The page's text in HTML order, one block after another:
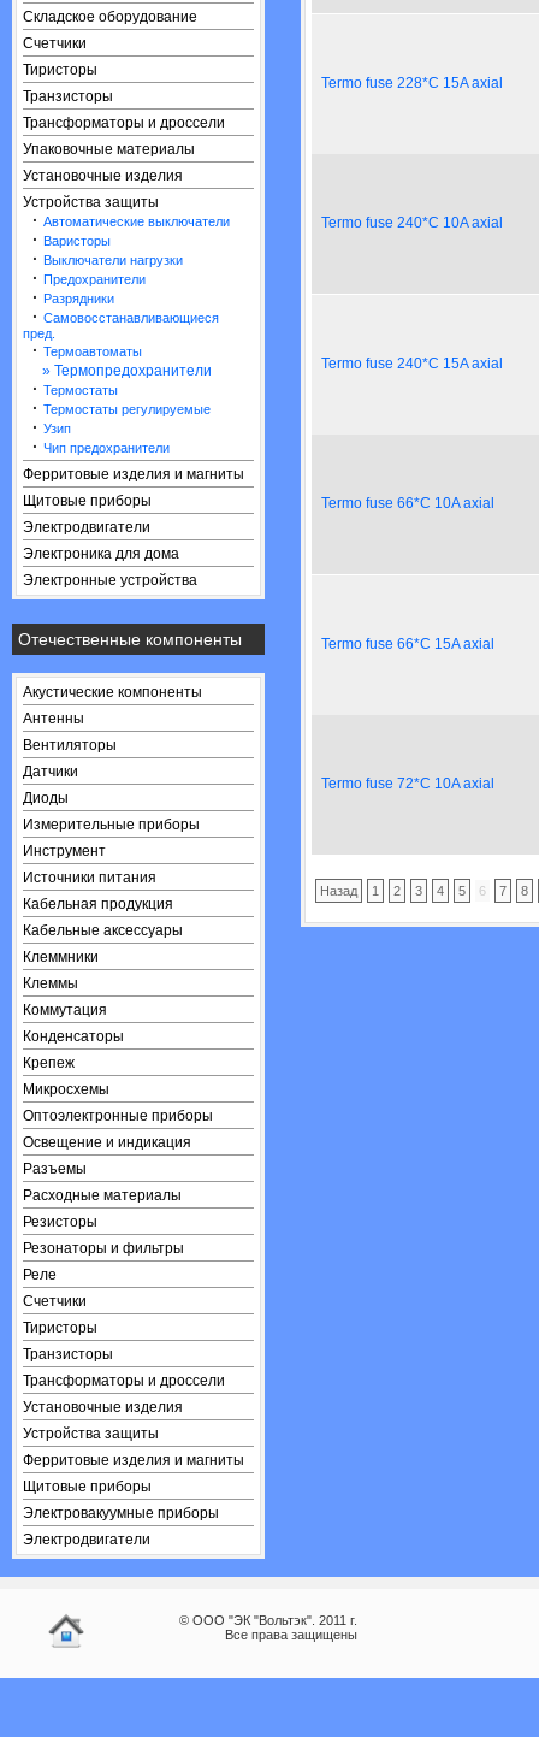
Складское оборудование
Счетчики
Тиристоры
Транзисторы
Трансформаторы и дроссели
Упаковочные материалы
Установочные изделия
Устройства защиты
· Автоматические выключатели
· Варисторы
· Выключатели нагрузки
· Предохранители
· Разрядники
· Самовосстанавливающиеся
пред.
· Термоавтоматы
» Термопредохранители
· Термостаты
· Термостаты регулируемые
· Узип
· Чип предохранители
Ферритовые изделия и магниты
Щитовые приборы
Электродвигатели
Электроника для дома
Электронные устройства
Отечественные компоненты
Акустические компоненты
Антенны
Вентиляторы
Датчики
Диоды
Измерительные приборы
Инструмент
Источники питания
Кабельная продукция
Кабельные аксессуары
Клеммники
Клеммы
Коммутация
Конденсаторы
Крепеж
Микросхемы
Оптоэлектронные приборы
Освещение и индикация
Разъемы
Расходные материалы
Резисторы
Резонаторы и фильтры
Реле
Счетчики
Тиристоры
Транзисторы
Трансформаторы и дроссели
Установочные изделия
Устройства защиты
Ферритовые изделия и магниты
Щитовые приборы
Электровакуумные приборы
Электродвигатели
Termo fuse 228*C 15A axial
Termo fuse 240*C 10A axial
Termo fuse 240*C 15A axial
Termo fuse 66*C 10A axial
Termo fuse 66*C 15A axial
Termo fuse 72*C 10A axial
Назад 1 2 3 4 5 6 7 8
© ООО "ЭК "Вольтэк". 2011 г.
Все права защищены